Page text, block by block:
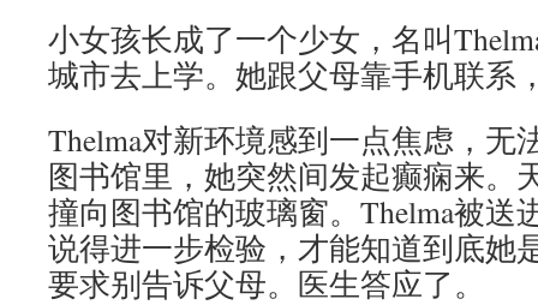
小女孩长成了一个少女，名叫
城市去上学。她跟父母靠手机联系
Thelma对新环境感到一点焦虑，无
图书馆里，她突然间发起癫痫来。
撞向图书馆的玻璃窗。Thelma被送
说得进一步检验，才能知道到底她
要求别告诉父母。医生答应了。